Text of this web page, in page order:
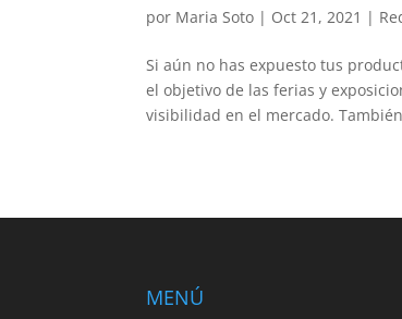
por Maria Soto | Oct 21, 2021 |
Si aún no has expuesto tus
el objetivo de las ferias y
visibilidad en el mercado.
MENÚ